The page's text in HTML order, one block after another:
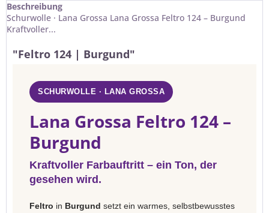
Beschreibung
Schurwolle · Lana Grossa Lana Grossa Feltro 124 – Burgund
Kraftvoller...
"Feltro 124 | Burgund"
SCHURWOLLE · LANA GROSSA
Lana Grossa Feltro 124 –
Burgund
Kraftvoller Farbauftritt – ein Ton, der
gesehen wird.
Feltro in Burgund setzt ein warmes, selbstbewusstes